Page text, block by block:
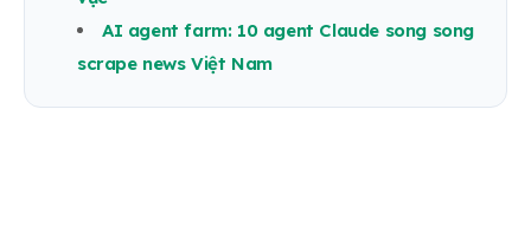
AI agent farm: 10 agent Claude song song
scrape news Việt Nam